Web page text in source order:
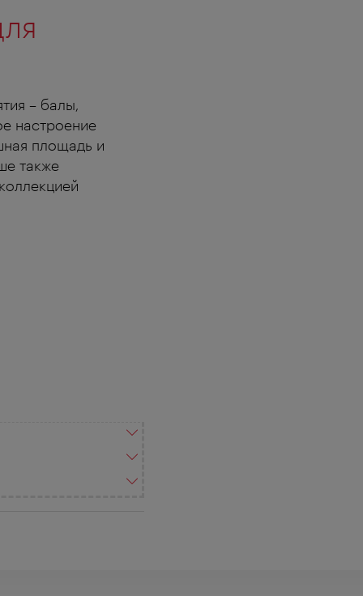
– балы,
настроение
площадь и
также